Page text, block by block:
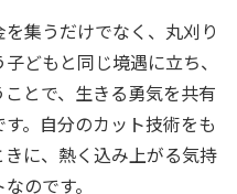
を集うだけでなく、丸刈り
どもと同じ境遇に立ち、
とで、生きる勇気を共有
。自分のカット技術をも
に、熱く込み上がる気持
のです。